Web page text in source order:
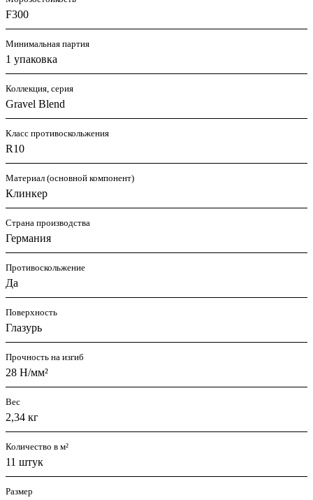
F300
Минимальная партия
1 упаковка
Коллекция, серия
Gravel Blend
Класс противоскольжения
R10
Материал (основной компонент)
Клинкер
Страна производства
Германия
Противоскольжение
Да
Поверхность
Глазурь
Прочность на изгиб
28 Н/мм²
Вес
2,34 кг
Количество в м²
11 штук
Размер